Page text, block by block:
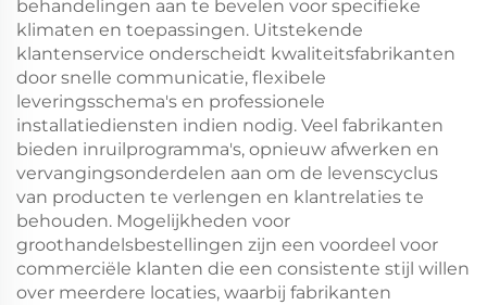
behandelingen aan te bevelen voor specifieke
klimaten en toepassingen. Uitstekende
klantenservice onderscheidt kwaliteitsfabrikanten
door snelle communicatie, flexibele
leveringsschema's en professionele
installatiediensten indien nodig. Veel fabrikanten
bieden inruilprogramma's, opnieuw afwerken en
vervangingsonderdelen aan om de levenscyclus
van producten te verlengen en klantrelaties te
behouden. Mogelijkheden voor
groothandelsbestellingen zijn een voordeel voor
commerciële klanten die een consistente stijl willen
over meerdere locaties, waarbij fabrikanten